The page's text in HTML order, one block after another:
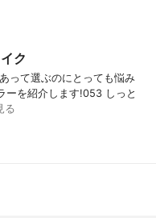
ク
って選ぶのにとっても悩み
ーを紹介します!053 しっと
る